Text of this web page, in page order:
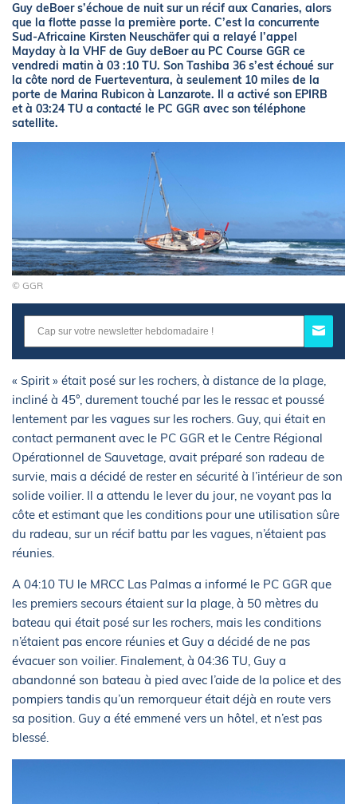
Guy deBoer s’échoue de nuit sur un récif aux Canaries, alors
que la flotte passe la première porte. C’est la concurrente
Sud-Africaine Kirsten Neuschäfer qui a relayé l’appel
Mayday à la VHF de Guy deBoer au PC Course GGR ce
vendredi matin à 03 :10 TU. Son Tashiba 36 s’est échoué sur
la côte nord de Fuerteventura, à seulement 10 miles de la
porte de Marina Rubicon à Lanzarote. Il a activé son EPIRB
et à 03:24 TU a contacté le PC GGR avec son téléphone
satellite.
© GGR
« Spirit » était posé sur les rochers, à distance de la plage,
incliné à 45°, durement touché par les le ressac et poussé
lentement par les vagues sur les rochers. Guy, qui était en
contact permanent avec le PC GGR et le Centre Régional
Opérationnel de Sauvetage, avait préparé son radeau de
survie, mais a décidé de rester en sécurité à l’intérieur de son
solide voilier. Il a attendu le lever du jour, ne voyant pas la
côte et estimant que les conditions pour une utilisation sûre
du radeau, sur un récif battu par les vagues, n’étaient pas
réunies.
A 04:10 TU le MRCC Las Palmas a informé le PC GGR que
les premiers secours étaient sur la plage, à 50 mètres du
bateau qui était posé sur les rochers, mais les conditions
n’étaient pas encore réunies et Guy a décidé de ne pas
évacuer son voilier. Finalement, à 04:36 TU, Guy a
abandonné son bateau à pied avec l’aide de la police et des
pompiers tandis qu’un remorqueur était déjà en route vers
sa position. Guy a été emmené vers un hôtel, et n’est pas
blessé.